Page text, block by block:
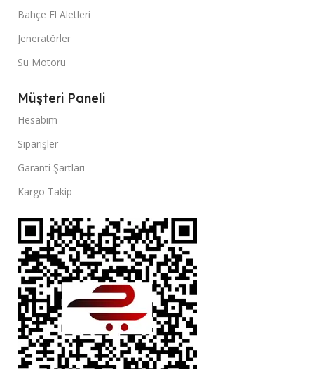
Bahçe El Aletleri
Jeneratörler
Su Motoru
Müşteri Paneli
Hesabım
Siparişler
Garanti Şartları
Kargo Takip